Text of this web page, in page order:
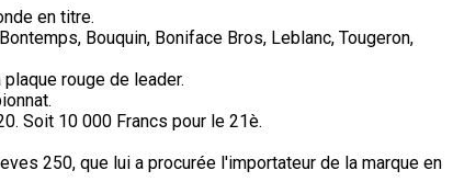
en titre.
Bouquin, Boniface Bros, Leblanc, Tougeron,
rouge de leader.
Soit 10 000 Francs pour le 21è.
250, que lui a procurée l'importateur de la marque en